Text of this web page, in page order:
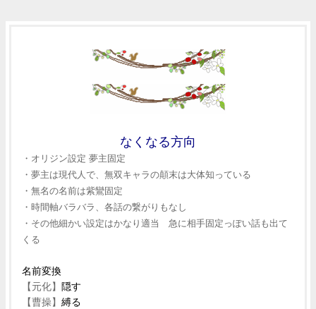
なくなる方向
・オリジン設定 夢主固定
・夢主は現代人で、無双キャラの顛末は大体知っている
・無名の名前は紫鸞固定
・時間軸バラバラ、各話の繋がりもなし
・その他細かい設定はかなり適当 急に相手固定っぽい話も出て
くる
名前変換
【元化】 隠す
【曹操】縛る